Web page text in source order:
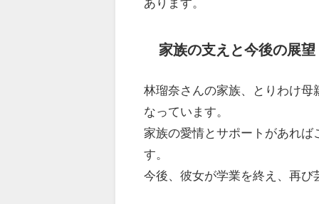
あります。
家族の支えと今後の展望
林瑠奈さんの家族、とりわけ
なっています。
家族の愛情とサポートがあれ
す。
今後、彼女が学業を終え、再